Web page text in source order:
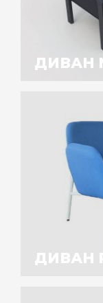
ДИВАН
ДИВАН